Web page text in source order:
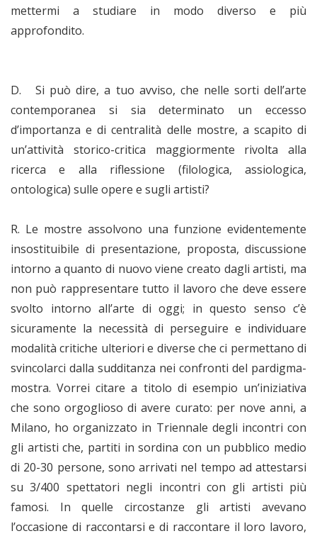
mettermi a studiare in modo diverso e più
approfondito.
D.
Si può dire, a tuo avviso, che nelle sorti dell’arte
contemporanea si sia determinato un eccesso
d’importanza e di centralità delle mostre, a scapito di
un’attività storico-critica maggiormente rivolta alla
ricerca e alla riflessione (filologica, assiologica,
ontologica) sulle opere e sugli artisti?
R. Le mostre assolvono una funzione evidentemente
insostituibile di presentazione, proposta, discussione
intorno a quanto di nuovo viene creato dagli artisti, ma
non può rappresentare tutto il lavoro che deve essere
svolto intorno all’arte di oggi; in questo senso c’è
sicuramente la necessità di perseguire e individuare
modalità critiche ulteriori e diverse che ci permettano di
svincolarci dalla sudditanza nei confronti del pardigma-
mostra. Vorrei citare a titolo di esempio un’iniziativa
che sono orgoglioso di avere curato: per nove anni, a
Milano, ho organizzato in Triennale degli incontri con
gli artisti che, partiti in sordina con un pubblico medio
di 20-30 persone, sono arrivati nel tempo ad attestarsi
su 3/400 spettatori negli incontri con gli artisti più
famosi. In quelle circostanze gli artisti avevano
l’occasione di raccontarsi e di raccontare il loro lavoro,